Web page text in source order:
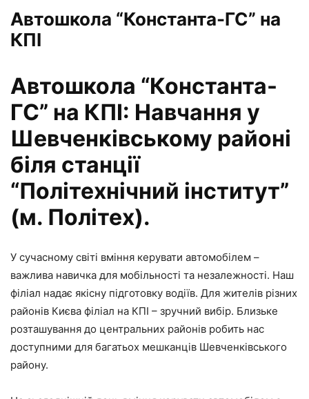
Автошкола “Константа-ГС” на
КПІ
Автошкола “Константа-
ГС” на КПІ: Навчання у
Шевченківському районі
біля станції
“Політехнічний інститут”
(м. Політех).
У сучасному світі вміння керувати автомобілем –
важлива навичка для мобільності та незалежності. Наш
філіал надає якісну підготовку водіїв. Для жителів різних
районів Києва філіал на КПІ – зручний вибір. Близьке
розташування до центральних районів робить нас
доступними для багатьох мешканців Шевченківського
району.